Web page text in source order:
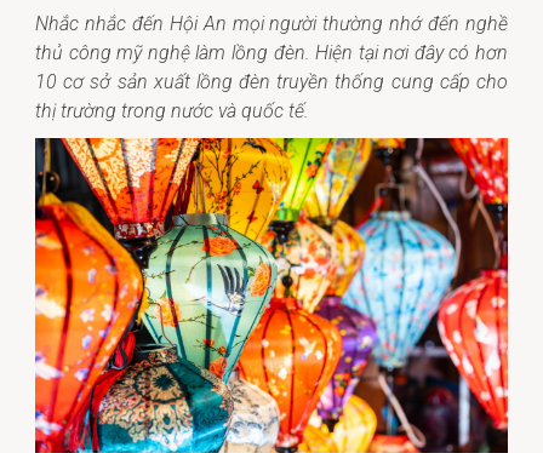
Nhắc nhắc đến Hội An mọi người thường nhớ đến nghề
thủ công mỹ nghệ làm lồng đèn. Hiện tại nơi đây có hơn
10 cơ sở sản xuất lồng đèn truyền thống cung cấp cho
thị trường trong nước và quốc tế.